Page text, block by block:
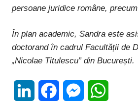
persoane juridice române,
În plan academic, Sandra este
doctorand în cadrul Facultății de
„Nicolae Titulescu” din București.
LinkedIn FacebookMessenger